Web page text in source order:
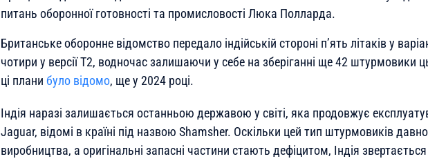
питань оборонної готовності та промисловості Люка Полларда.
Британське оборонне відомство передало індійській стороні п’ять літаків у
чотири у версії T2, водночас залишаючи у себе на зберіганні ще 42 штурмовики
ці плани було відомо, ще у 2024 році.
Індія наразі залишається останньою державою у світі, яка продовжує
Jaguar, відомі в країні під назвою Shamsher. Оскільки цей тип штурмовиків
виробництва, а оригінальні запасні частини стають дефіцитом, Індія